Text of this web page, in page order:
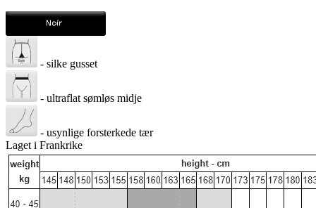
- silke gusset
- ultraflat sømløs midje
- usynlige forsterkede tær
Laget i Frankrike